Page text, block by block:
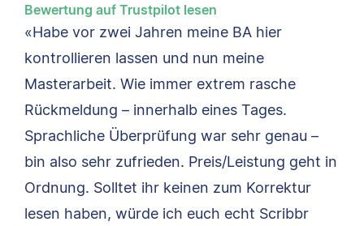
Bewertung auf Trustpilot lesen
«Habe vor zwei Jahren meine BA hier
kontrollieren lassen und nun meine
Masterarbeit. Wie immer extrem rasche
Rückmeldung – innerhalb eines Tages.
Sprachliche Überprüfung war sehr genau –
bin also sehr zufrieden. Preis/Leistung geht in
Ordnung. Solltet ihr keinen zum Korrektur
lesen haben, würde ich euch echt Scribbr